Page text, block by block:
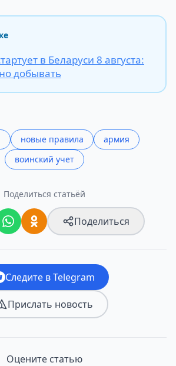
в Беларуси 8 августа:
добывать
новые правила
армия
воинский учет
Поделиться статьёй
Поделиться
Следите в Telegram
Прислать новость
Оцените статью